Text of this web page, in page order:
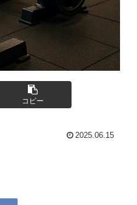
コピー
2025.06.15